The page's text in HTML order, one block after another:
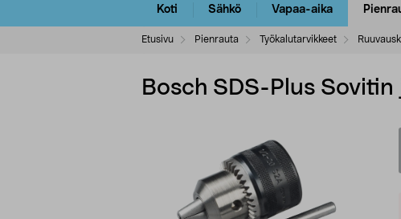
Koti Sähkö Vapaa-aika
Etusivu Pienrauta Työkalutarvikkeet
Bosch SDS-Plus